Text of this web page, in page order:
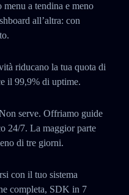
a tendina e meno
all’altra: con
riducano la tua quota di
il 99,9% di uptime.
serve. Offriamo guide
24/7. La maggior parte
di tre giorni.
con il tuo sistema
completa, SDK in 7